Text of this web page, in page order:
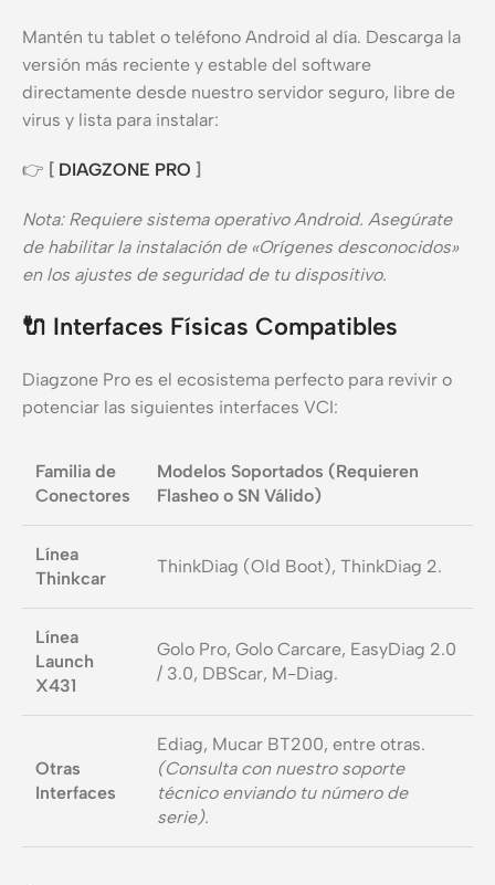
Mantén tu tablet o teléfono Android al día. Descarga la
versión más reciente y estable del software
directamente desde nuestro servidor seguro, libre de
virus y lista para instalar:
👉 [ DIAGZONE PRO ]
Nota: Requiere sistema operativo Android. Asegúrate
de habilitar la instalación de «Orígenes desconocidos»
en los ajustes de seguridad de tu dispositivo.
🔌 Interfaces Físicas Compatibles
Diagzone Pro es el ecosistema perfecto para revivir o
potenciar las siguientes interfaces VCI:
Familia de
Conectores
Modelos Soportados (Requieren
Flasheo o SN Válido)
Línea
Thinkcar
ThinkDiag (Old Boot), ThinkDiag 2.
Línea
Launch
X431
Golo Pro, Golo Carcare, EasyDiag 2.0
/ 3.0, DBScar, M-Diag.
Otras
Interfaces
Ediag, Mucar BT200, entre otras.
(Consulta con nuestro soporte
técnico enviando tu número de
serie).